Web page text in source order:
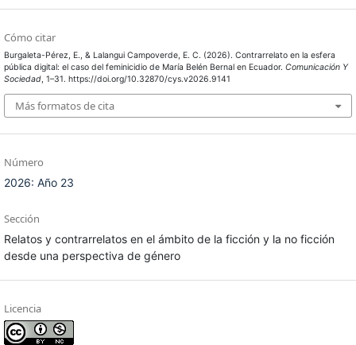
Cómo citar
Burgaleta-Pérez, E., & Lalangui Campoverde, E. C. (2026). Contrarrelato en la esfera
pública digital: el caso del feminicidio de María Belén Bernal en Ecuador. Comunicación Y
Sociedad, 1–31. https://doi.org/10.32870/cys.v2026.9141
Más formatos de cita
Número
2026: Año 23
Sección
Relatos y contrarrelatos en el ámbito de la ficción y la no ficción
desde una perspectiva de género
Licencia